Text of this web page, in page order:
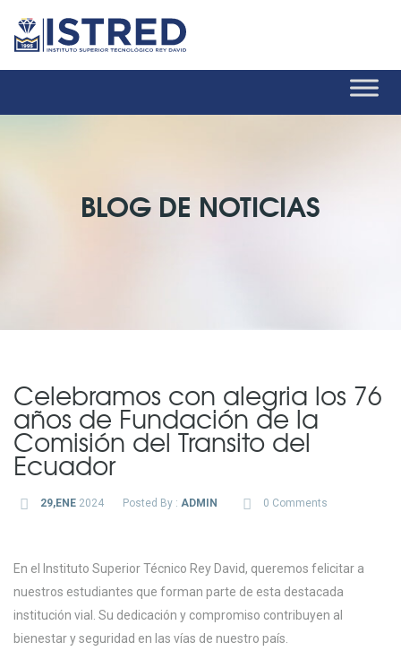
BLOG DE NOTICIAS
Celebramos con alegria los 76
años de Fundación de la
Comisión del Transito del
Ecuador
29,ENE2024 Posted By : ADMIN 0 Comments
En el Instituto Superior Técnico Rey David, queremos felicitar a
nuestros estudiantes que forman parte de esta destacada
institución vial. Su dedicación y compromiso contribuyen al
bienestar y seguridad en las vías de nuestro país.